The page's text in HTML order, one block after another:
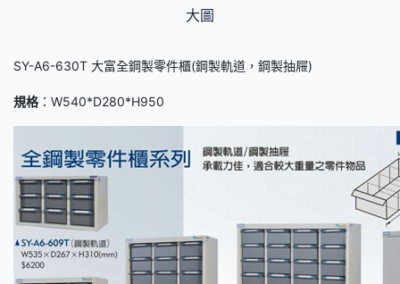
大圖
SY-A6-630T 大富全鋼製零件櫃(鋼製軌道，鋼製抽屜)
規格：W540*D280*H950